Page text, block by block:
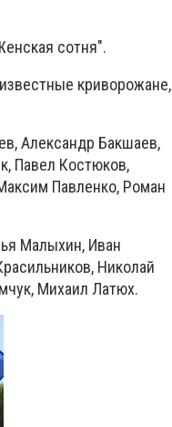
сотня".
криворожане,
Александр Бакшаев,
Павел Костюков,
Павленко, Роман
Малыхин, Иван
Николай
Михаил Латюх.